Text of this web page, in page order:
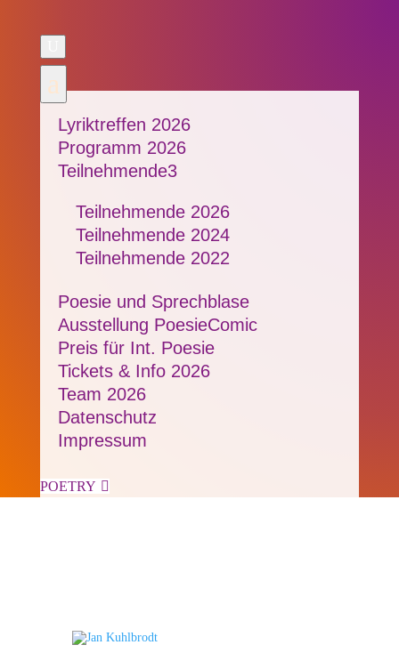
a
Lyriktreffen 2026
Programm 2026
Teilnehmende3
Teilnehmende 2026
Teilnehmende 2024
Teilnehmende 2022
Poesie und Sprechblase
Ausstellung PoesieComic
Preis für Int. Poesie
Tickets & Info 2026
Team 2026
Datenschutz
Impressum
POETRY 